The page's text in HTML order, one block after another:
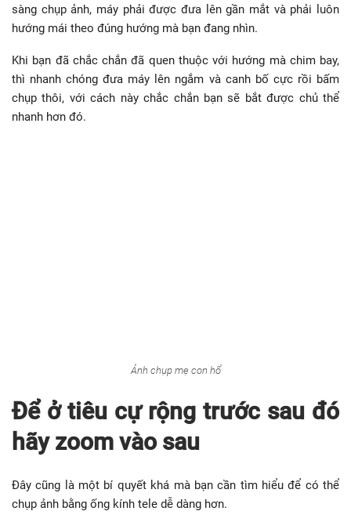
sàng chụp ảnh, máy phải được đưa lên gần mắt và phải luôn
hướng mái theo đúng hướng mà bạn đang nhìn.
Khi bạn đã chắc chắn đã quen thuộc với hướng mà chim bay,
thì nhanh chóng đưa máy lên ngắm và canh bố cực rồi bấm
chụp thôi, với cách này chắc chắn bạn sẽ bắt được chủ thể
nhanh hơn đó.
Ảnh chụp mẹ con hổ
Để ở tiêu cự rộng trước sau đó
hãy zoom vào sau
Đây cũng là một bí quyết khá mà bạn cần tìm hiểu để có thể
chụp ảnh bằng ống kính tele dễ dàng hơn.